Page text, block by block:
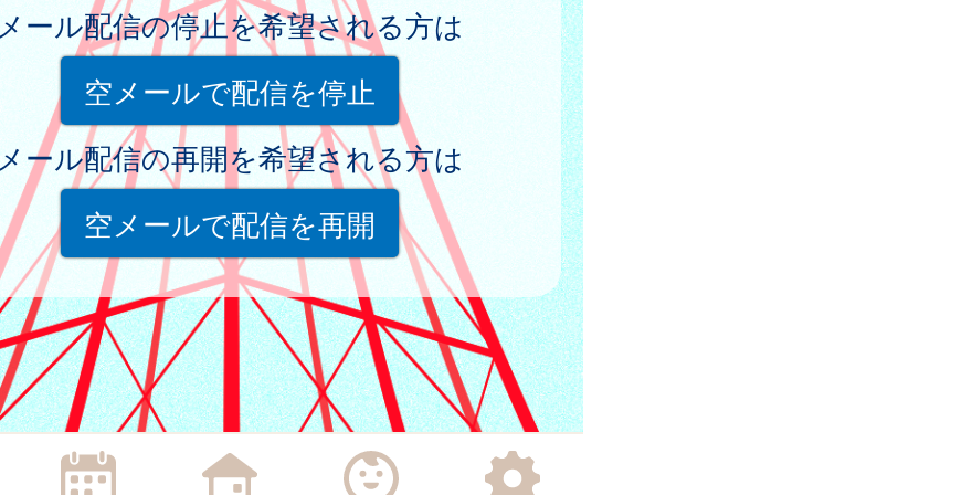
メール配信の停止を希望される方は
空メールで配信を停止
メール配信の再開を希望される方は
空メールで配信を再開